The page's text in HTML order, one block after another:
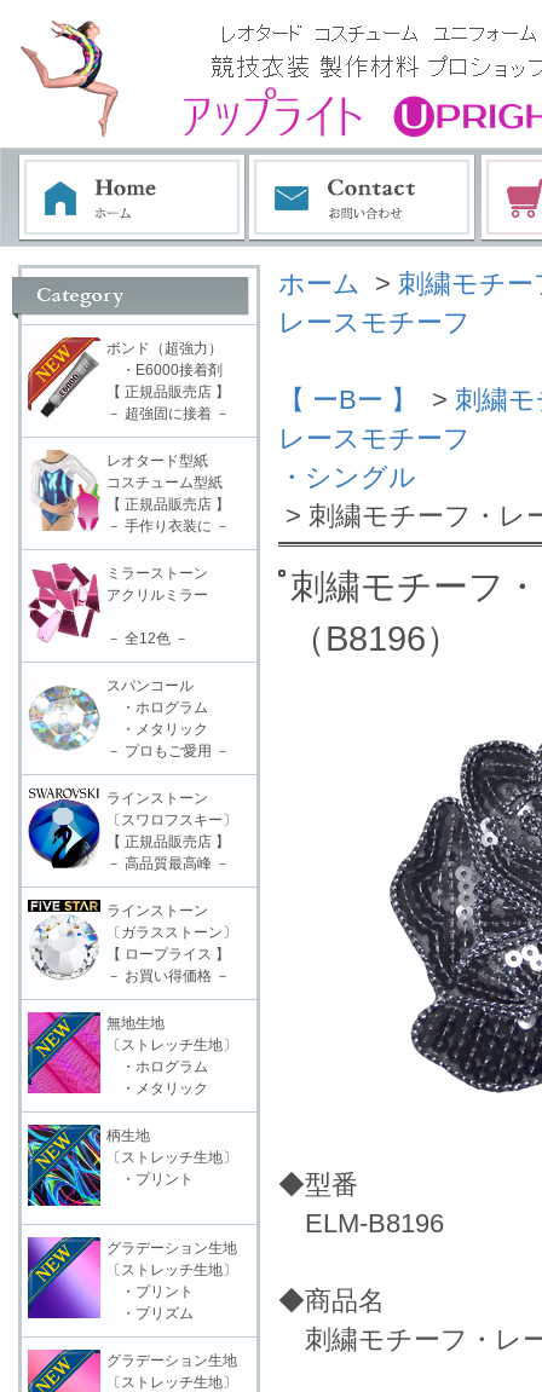
ホーム > 刺繍モチー
レースモチーフ
【 ーBー 】 > 刺繍
レースモチーフ
・シングル
> 刺繍モチーフ・レ
刺繍モチーフ
（B8196）
◆型番
ELM-B8196
◆商品名
刺繍モチーフ・レ
ボンド（超強力）
・E6000接着剤
【 正規品販売店 】
－ 超強固に接着 －
レオタード型紙
コスチューム型紙
【 正規品販売店 】
－ 手作り衣装に －
ミラーストーン
アクリルミラー
－ 全12色 －
スパンコール
・ホログラム
・メタリック
－ プロもご愛用 －
ラインストーン
〔スワロフスキー〕
【 正規品販売店 】
－ 高品質最高峰 －
ラインストーン
〔ガラスストーン〕
【 ロープライス 】
－ お買い得価格 －
無地生地
〔ストレッチ生地〕
・ホログラム
・メタリック
柄生地
〔ストレッチ生地〕
・プリント
グラデーション生地
〔ストレッチ生地〕
・プリント
・プリズム
グラデーション生地
〔ストレッチ生地〕